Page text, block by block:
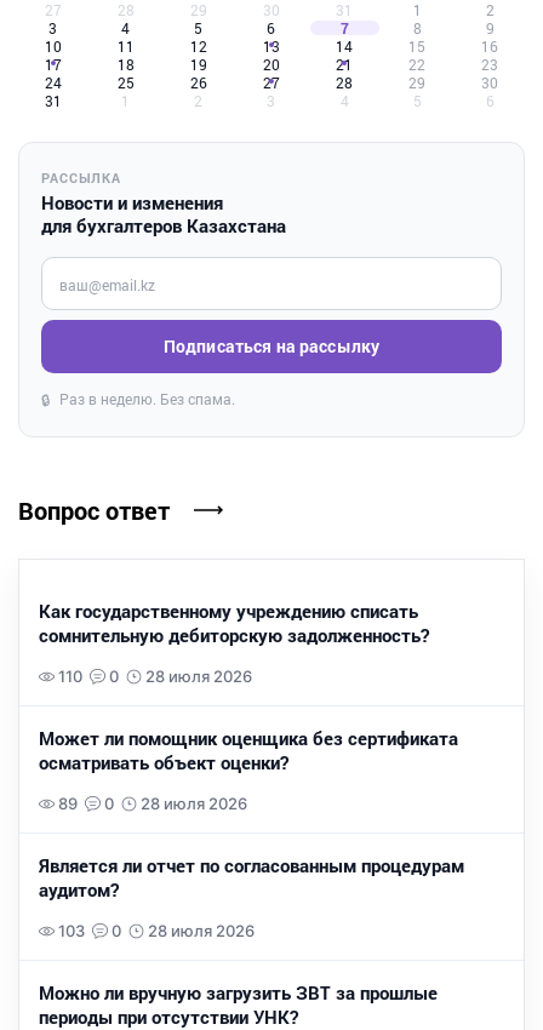
27 28 29 30 31 1
2
3
4 5 6 7 8
9
10
11 12 13 14 15
16
17
18 19 20 21 22
23
24
25 26 27 28 29
30
31
1 2 3 4 5 6
РАССЫЛКА
Новости и изменения
для бухгалтеров Казахстана
Введите ваш e-mail
Подписаться на рассылку
🔒 Раз в неделю. Без спама.
Вопрос ответ
Как государственному учреждению списать
сомнительную дебиторскую задолженность?
110 0 28 июля 2026
Может ли помощник оценщика без сертификата
осматривать объект оценки?
89 0 28 июля 2026
Является ли отчет по согласованным процедурам
аудитом?
103 0 28 июля 2026
Можно ли вручную загрузить ЗВТ за прошлые
периоды при отсутствии УНК?